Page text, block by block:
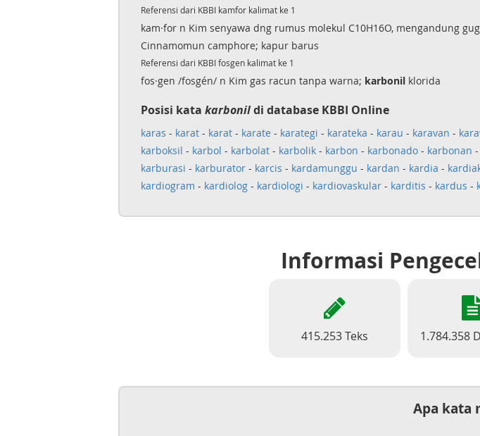
Referensi dari KBBI kamfor kalimat ke 1
kam·for n Kim senyawa dng rumus molekul C10H16O, mengandung
Cinnamomun camphore; kapur barus
Referensi dari KBBI fosgen kalimat ke 1
fos·gen /fosgén/ n Kim gas racun tanpa warna; karbonilklorida
Posisi kata karbonildi database KBBI Online
karas - karat- karat- karate - karategi - karateka - karau - karavan -
karboksil - karbol - karbolat- karbolik- karbon - karbonado- karbonan -
karburasi - karburator- karcis - kardamunggu - kardan - kardia -
kardiogram - kardiolog- kardiologi - kardiovaskular- karditis - kardus -
Informasi
415.253 Teks 1.784.358
Apa kata